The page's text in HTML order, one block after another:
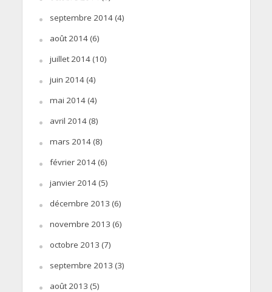
septembre 2014(4)
août 2014(6)
juillet 2014(10)
juin 2014(4)
mai 2014(4)
avril 2014(8)
mars 2014(8)
février 2014(6)
janvier 2014(5)
décembre 2013 (6)
novembre 2013 (6)
octobre 2013 (7)
septembre 2013 (3)
août 2013 (5)